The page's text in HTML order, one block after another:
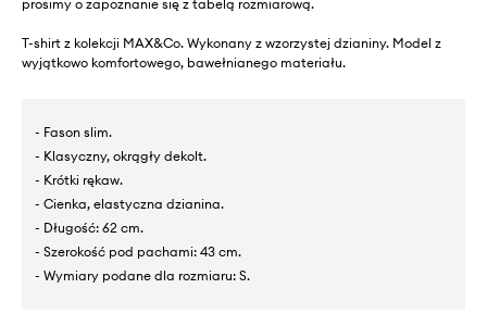
prosimy o zapoznanie się z tabelą rozmiarową.
T-shirt z kolekcji MAX&Co. Wykonany z wzorzystej dzianiny. Model z
wyjątkowo komfortowego, bawełnianego materiału.
- Fason slim.
- Klasyczny, okrągły dekolt.
- Krótki rękaw.
- Cienka, elastyczna dzianina.
- Długość: 62 cm.
- Szerokość pod pachami: 43 cm.
- Wymiary podane dla rozmiaru: S.